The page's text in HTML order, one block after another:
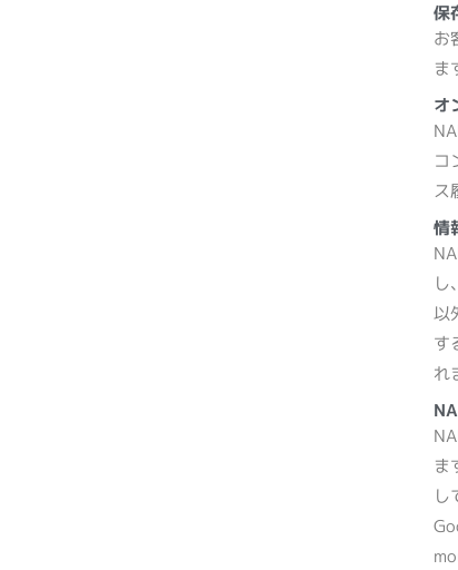
保
お
ま
オ
コ
ス
情
し
以
す
れ
ま
し